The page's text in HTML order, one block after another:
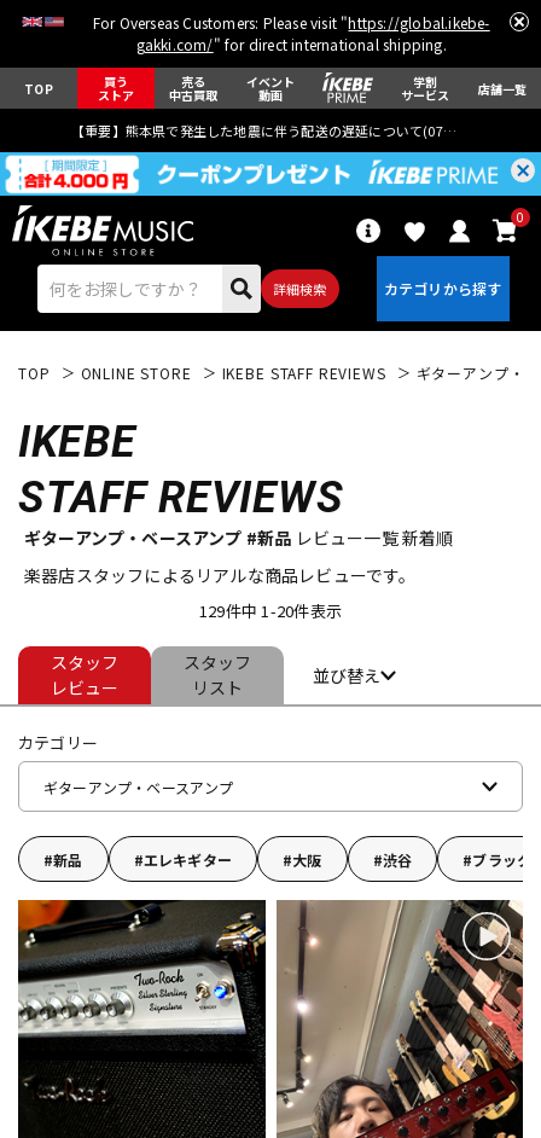
For Overseas Customers: Please visit "https://global.ikebe-
gakki.com/" for direct international shipping.
TOP 買う
ストア
売る
中古買取
イベント
動画
学割
サービス 店舗一覧
【重要】熊本県で発生した地震に伴う配送の遅延について(07月29日
詳細検索
0
エレキギター
ベース ウクレレ
ドラム パーカッション
管楽器 その他楽器
アンプ エフェクター
DJ機器 DTM
DTM オンライン納品 レコーディング機器
TOP ONLINE STORE IKEBE STAFF REVIEWS ギターアンプ・
IKEBE
STAFF REVIEWS
ギターアンプ・ベースアンプ #新品 レビュー一覧 新着順
楽器店スタッフによるリアルな商品レビューです。
129件中 1-20件表示
スタッフ
レビュー
スタッフ
リスト
並び替え
カテゴリー
ギターアンプ・ベースアンプ
新品 エレキギター 大阪 渋谷 ブラック